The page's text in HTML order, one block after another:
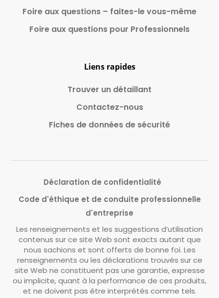
Foire aux questions – faites-le vous-même
Foire aux questions pour Professionnels
Liens rapides
Trouver un détaillant
Contactez-nous
Fiches de données de sécurité
Déclaration de confidentialité
Code d'éthique et de conduite professionnelle
d'entreprise
Les renseignements et les suggestions d’utilisation
contenus sur ce site Web sont exacts autant que
nous sachions et sont offerts de bonne foi. Les
renseignements ou les déclarations trouvés sur ce
site Web ne constituent pas une garantie, expresse
ou implicite, quant à la performance de ces produits,
et ne doivent pas être interprétés comme tels.